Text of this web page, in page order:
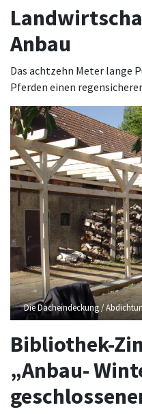
Anbau
Das achtzehn Meter lange
Pferden einen
Die Dacheindeckung /
Bibliothek-
„Anbau-